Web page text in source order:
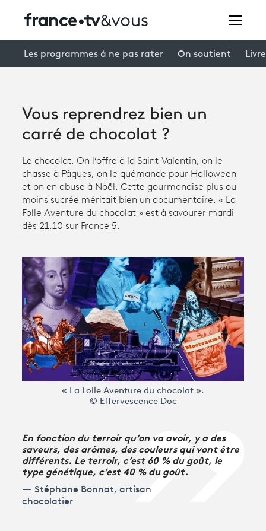
connexion
Avantages fidélité
Creators
Participer et assister à une émission
À votre écoute
Productions et innovation
Les programmes à ne pas rater On soutient
Vous reprendrez bien un
carré de chocolat ?
Le chocolat. On l’offre à la Saint-Valentin, on le
chasse à Pâques, on le quémande pour Halloween
et on en abuse à Noël. Cette gourmandise plus ou
moins sucrée méritait bien un documentaire. « La
Folle Aventure du chocolat » est à savourer mardi
dès 21.10 sur France 5.
« La Folle Aventure du chocolat ».
© Effervescence Doc
En fonction du terroir qu’on va avoir, y a des
saveurs, des arômes, des couleurs qui vont être
différents. Le terroir, c’est 60 % du goût, le
type génétique, c’est 40 % du goût.
Stéphane Bonnat, artisan
chocolatier